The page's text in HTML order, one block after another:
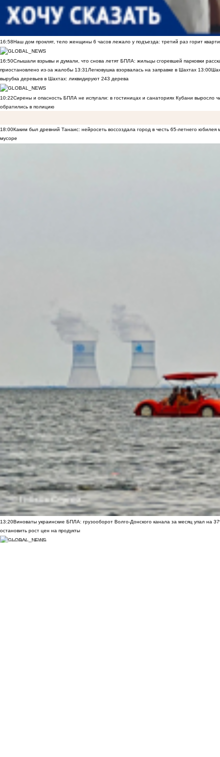
16:58Наш дом проклят, тело женщины 6 часов лежало у подъезда: третий раз горит
16:50Слышали взрывы и думали, что снова летят БПЛА: жильцы сгоревшей парковки
приостановлено из-за жалобы 13:31 Легковушка взорвалась на заправке в Шахтах 13:00
вырубка деревьев в Шахтах: ликвидируют 243 дерева
10:22Сирены и опасность БПЛА не испугали: в гостиницах и санаториях Кубани выросло
обратились в полицию
18:00Каким был древний Танаис: нейросеть воссоздала город в честь 65-летнего юбилея
мусоре
13:20Виноваты украинские БПЛА: грузооборот Волго-Донского канала за месяц упал на
остановить рост цен на продукты